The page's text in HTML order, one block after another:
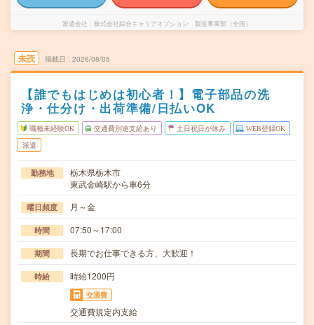
派遣会社 株式会社綜合キャリアオプション 製造事業部（全国）
未読 掲載日 2026/08/05
【誰でもはじめは初心者！】電子部品の洗
浄・仕分け・出荷準備/日払いOK
職種未経験OK 交通費別途支給あり 土日祝日が休み WEB登録OK
派遣
勤務地
栃木県栃木市
東武金崎駅から車6分
曜日頻度 月～金
時間 07:50～17:00
期間 長期でお仕事できる方、大歓迎！
時給 時給1200円
交通費
交通費規定内支給